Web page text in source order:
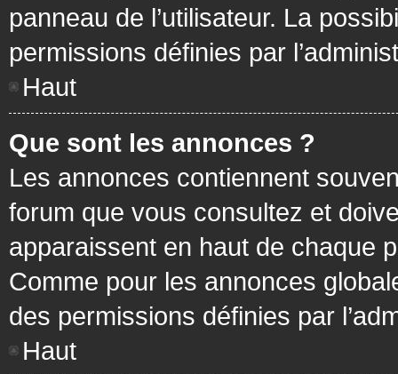
panneau de l’utilisateur. La
permissions définies par
Haut
Que sont les annonces ?
Les annonces contiennent
forum que vous consultez et
apparaissent en haut de chaque
Comme pour les annonces
des permissions définies par
Haut